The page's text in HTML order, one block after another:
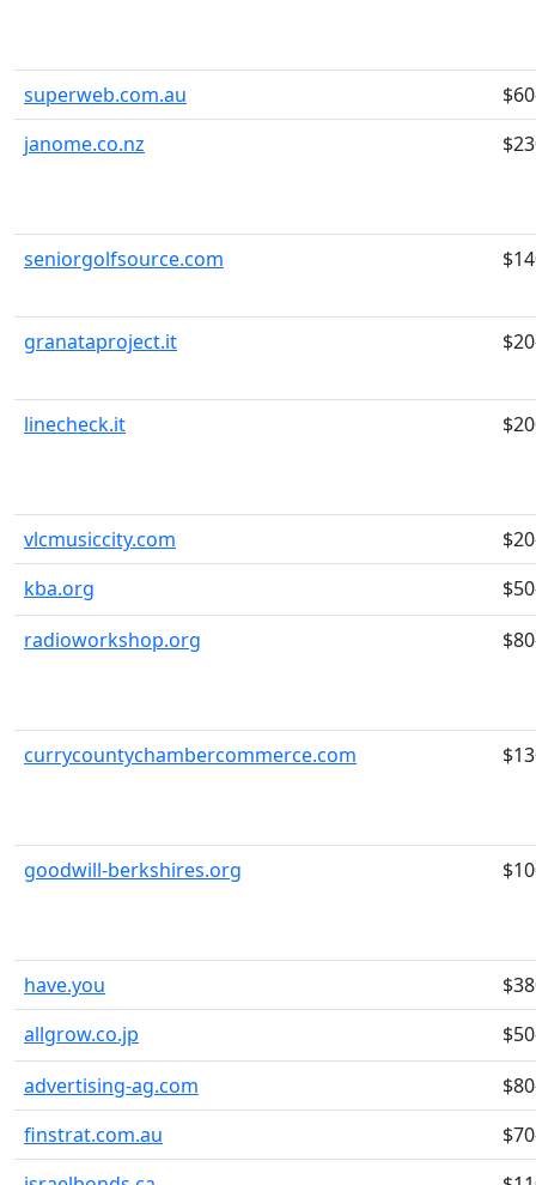
superweb.com.au
janome.co.nz
seniorgolfsource.com
granataproject.it
linecheck.it
vlcmusiccity.com
kba.org
radioworkshop.org
currycountychambercommerce.com
goodwill-berkshires.org
have.you
allgrow.co.jp
advertising-ag.com
finstrat.com.au